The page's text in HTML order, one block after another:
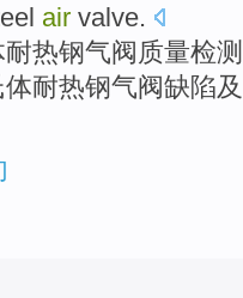
air valve.
耐热钢气阀 质量检测
耐热钢气阀缺陷